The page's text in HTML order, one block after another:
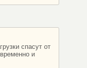
спасут от
и